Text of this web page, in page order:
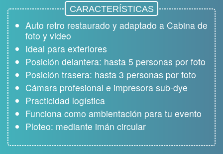
CARACTERÍSTICAS
Auto retro restaurado y adaptado a Cabina de
foto y video
Ideal para exteriores
Posición delantera: hasta 5 personas por foto
Posición trasera: hasta 3 personas por foto
Cámara profesional e impresora sub-dye
Practicidad logística
Funciona como ambientación para tu evento
Ploteo: mediante imán circular